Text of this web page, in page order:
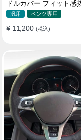
ドルカバー フィット感抜
汎用 ベンツ専用
¥ 11,200 (税込)